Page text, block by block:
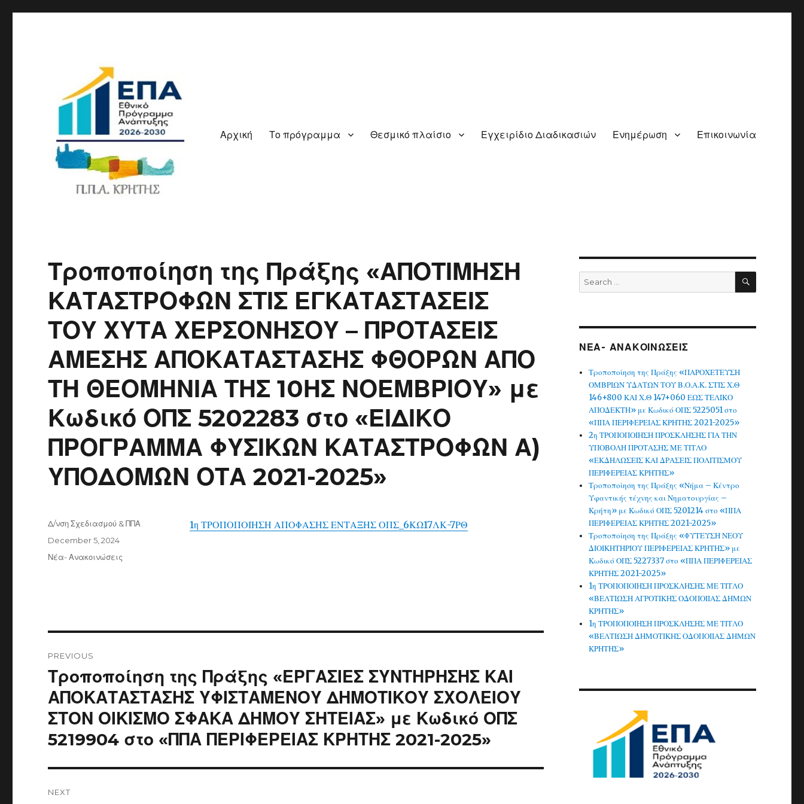
Αρχική Το πρόγραμμα Θεσμικό πλαίσιο Εγχειρίδιο Διαδικασιών Ενημέρωση Επικοινωνία
Τροποποίηση της Πράξης «ΑΠΟΤΙΜΗΣΗ
ΚΑΤΑΣΤΡΟΦΩΝ ΣΤΙΣ ΕΓΚΑΤΑΣΤΑΣΕΙΣ
ΤΟΥ ΧΥΤΑ ΧΕΡΣΟΝΗΣΟΥ – ΠΡΟΤΑΣΕΙΣ
ΑΜΕΣΗΣ ΑΠΟΚΑΤΑΣΤΑΣΗΣ ΦΘΟΡΩΝ ΑΠΟ
ΤΗ ΘΕΟΜΗΝΙΑ ΤΗΣ 10ΗΣ ΝΟΕΜΒΡΙΟΥ» με
Κωδικό ΟΠΣ 5202283 στο «ΕΙΔΙΚΟ
ΠΡΟΓΡΑΜΜΑ ΦΥΣΙΚΩΝ ΚΑΤΑΣΤΡΟΦΩΝ Α)
ΥΠΟΔΟΜΩΝ ΟΤΑ 2021-2025»
1η ΤΡΟΠΟΠΟΙΗΣΗ ΑΠΟΦΑΣΗΣ ΕΝΤΑΞΗΣ ΟΠΣ_6ΚΩ17ΛΚ-7ΡΘ
Author
Δ/νση Σχεδιασμού & ΠΠΑ
Posted
on
December 5, 2024
Categories
Νέα- Ανακοινώσεις
navigation
PREVIOUS
Previous
post:
Τροποποίηση της Πράξης «ΕΡΓΑΣΙΕΣ ΣΥΝΤΗΡΗΣΗΣ ΚΑΙ
ΑΠΟΚΑΤΑΣΤΑΣΗΣ ΥΦΙΣΤΑΜΕΝΟΥ ΔΗΜΟΤΙΚΟΥ ΣΧΟΛΕΙΟΥ
ΣΤΟΝ ΟΙΚΙΣΜΟ ΣΦΑΚΑ ΔΗΜΟΥ ΣΗΤΕΙΑΣ» με Κωδικό ΟΠΣ
5219904 στο «ΠΠΑ ΠΕΡΙΦΕΡΕΙΑΣ ΚΡΗΤΗΣ 2021-2025»
NEXT
Search
for:
SEARCH
ΝΕΑ- ΑΝΑΚΟΙΝΩΣΕΙΣ
Τροποποίηση της Πράξης «ΠΑΡΟΧΕΤΕΥΣΗ
ΟΜΒΡΙΩΝ ΥΔΑΤΩΝ ΤΟΥ Β.Ο.Α.Κ. ΣΤΙΣ Χ.Θ
146+800 ΚΑΙ Χ.Θ 147+060 ΕΩΣ ΤΕΛΙΚΟ
ΑΠΟΔΕΚΤΗ» με Κωδικό ΟΠΣ 5225051 στο
«ΠΠΑ ΠΕΡΙΦΕΡΕΙΑΣ ΚΡΗΤΗΣ 2021-2025»
2η ΤΡΟΠΟΠΟΙΗΣΗ ΠΡΟΣΚΛΗΣΗΣ ΓΙΑ ΤΗΝ
ΥΠΟΒΟΛΗ ΠΡΟΤΑΣΗΣ ΜΕ ΤΙΤΛΟ
«ΕΚΔΗΛΩΣΕΙΣ ΚΑΙ ΔΡΑΣΕΙΣ ΠΟΛΙΤΙΣΜΟΥ
ΠΕΡΙΦΕΡΕΙΑΣ ΚΡΗΤΗΣ»
Τροποποίηση της Πράξης «Νήμα – Κέντρο
Υφαντικής τέχνης και Νηματουργίας –
Κρήτη» με Κωδικό ΟΠΣ 5201214 στο «ΠΠΑ
ΠΕΡΙΦΕΡΕΙΑΣ ΚΡΗΤΗΣ 2021-2025»
Τροποποίηση της Πράξης «ΦΥΤΕΥΣΗ ΝΕΟΥ
ΔΙΟΙΚΗΤΗΡΙΟΥ ΠΕΡΙΦΕΡΕΙΑΣ ΚΡΗΤΗΣ» με
Κωδικό ΟΠΣ 5227337 στο «ΠΠΑ ΠΕΡΙΦΕΡΕΙΑΣ
ΚΡΗΤΗΣ 2021-2025»
1η ΤΡΟΠΟΠΟΙΗΣΗ ΠΡΟΣΚΛΗΣΗΣ ΜΕ ΤΙΤΛΟ
«ΒΕΛΤΙΩΣΗ ΑΓΡΟΤΙΚΗΣ ΟΔΟΠΟΙΙΑΣ ΔΗΜΩΝ
ΚΡΗΤΗΣ»
1η ΤΡΟΠΟΠΟΙΗΣΗ ΠΡΟΣΚΛΗΣΗΣ ΜΕ ΤΙΤΛΟ
«ΒΕΛΤΙΩΣΗ ΔΗΜΟΤΙΚΗΣ ΟΔΟΠΟΙΙΑΣ ΔΗΜΩΝ
ΚΡΗΤΗΣ»